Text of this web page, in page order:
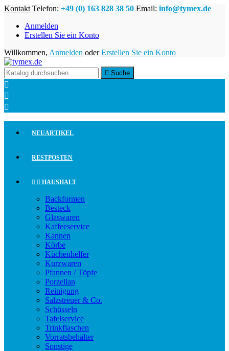
Kontakt Telefon: +49 (0) 163 828 38 50 Email: info@tymex.de
Anmelden
Erstellen Sie ein Konto
Willkommen, Anmelden oderErstellen Sie ein Konto
 Suche



NEUARTIKEL
RESTPOSTEN
  HAUSHALT
Backformen
Besteck
Glaswaren
Kaffeeservice
Kannen
Körbe
Küchenhelfer
Kurzwaren
Pfannen / Töpfe
Porzellan
Reinigung
Salzstreuer & Co.
Schüsseln
Tafelservice
Trinkflaschen
Vorratsbehälter
Sonstige